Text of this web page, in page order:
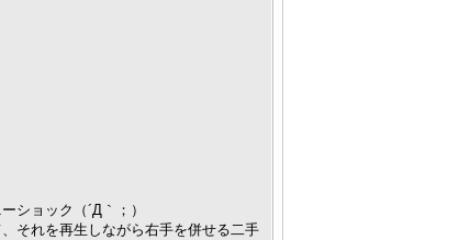
ショック（´Д｀；）
それを再生しながら右手を併せる二手